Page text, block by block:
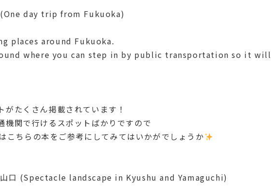
(One day trip from Fukuoka)
places around Fukuoka.
where you can step in by public transportation so it
たくさん掲載されています！
機関で行けるスポットばかりですので
こちらの本をご参考にしてみてはいかがでしょうか
口 (Spectacle landscape in Kyushu and Yamaguchi)